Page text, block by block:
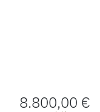
8.800,00 €